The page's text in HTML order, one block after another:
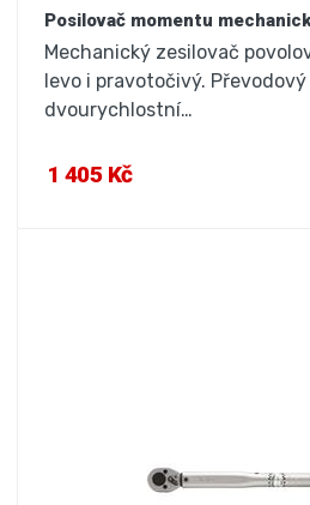
Posilovač momentu
Mechanický zesilovač
levo i pravotočivý.
dvourychlostní…
1 405 Kč